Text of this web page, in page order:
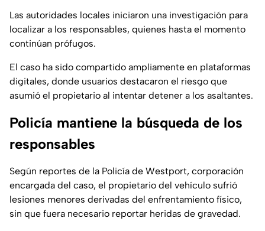
Las autoridades locales iniciaron una investigación para
localizar a los responsables, quienes hasta el momento
continúan prófugos.
El caso ha sido compartido ampliamente en plataformas
digitales, donde usuarios destacaron el riesgo que
asumió el propietario al intentar detener a los asaltantes.
Policía mantiene la búsqueda de los
responsables
Según reportes de la Policía de Westport, corporación
encargada del caso, el propietario del vehículo sufrió
lesiones menores derivadas del enfrentamiento físico,
sin que fuera necesario reportar heridas de gravedad.